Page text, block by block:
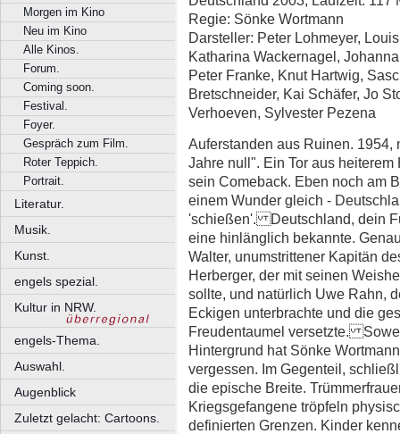
Morgen im Kino
Neu im Kino
Alle Kinos.
Forum.
Coming soon.
Festival.
Foyer.
Gespräch zum Film.
Roter Teppich.
Portrait.
Literatur.
Musik.
Kunst.
engels spezial.
Kultur in NRW.
engels-Thema.
Auswahl.
Augenblick
Zuletzt gelacht: Cartoons.
Regie: Sönke Wortmann
Darsteller: Peter Lohmeyer,
Katharina Wackernagel,
Peter Franke, Knut Hartwig,
Bretschneider, Kai Schäfer, Jo
Verhoeven, Sylvester Pezena
Auferstanden aus Ruinen.
Jahre null". Ein Tor aus
sein Comeback. Eben noch am
einem Wunder gleich -
'schießen'. Deutschland, dein
eine hinlänglich bekannte.
Walter, unumstrittener Kapitän
Herberger, der mit seinen
sollte, und natürlich Uwe Rahn,
Eckigen unterbrachte und die
Freudentaumel versetzte.
Hintergrund hat Sönke
vergessen. Im Gegenteil,
die epische Breite.
Kriegsgefangene tröpfeln
definierten Grenzen. Kinder